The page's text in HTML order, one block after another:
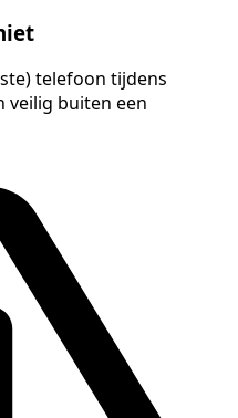
telefoon tijdens
veilig buiten een